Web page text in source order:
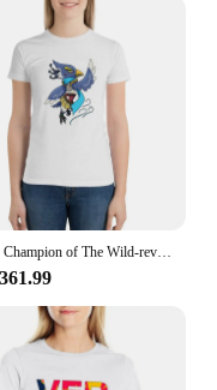
of the
a staple in
resisting wear and
just a shirt; it's a
and classic
to any
to layer it under
tee transitions
sporting events.
that it remains a
or trend.
เสื้อยืด Champion of The Wild-revali เสื้อพิมพ์ลายสัตว์สำหรับเสื้อผ้าผู้หญิงเสื้อฤดูร้อนผู้หญิง